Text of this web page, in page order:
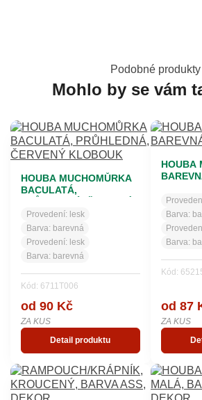
Podobné produkty
Mohlo by se vám
HOUBA MUCHOMŮRKA
BACULATÁ,
KLOBOUK
Provedení: lesk
Barva: barevná
Provedení: lesk
Barva: barevná
Kód: 6711T006
od 90 Kč
ZA KUS
Detail produktu
HOUBA
Barva:
Barva:
Kód:
od 87
ZA KUS